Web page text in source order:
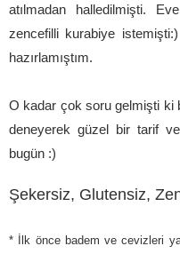
atılmadan halledilmişti.
zencefilli kurabiye
hazırlamıştım.
O kadar çok soru gelmişti ki
deneyerek güzel bir tarif
bugün :)
Şekersiz, Glutensiz,
* İlk önce badem ve cevizleri